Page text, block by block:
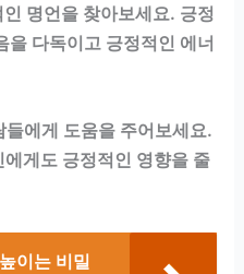
명언을 찾아보세요. 긍정
을 다독이고 긍정적인 에너
에게 도움을 주어보세요.
게도 긍정적인 영향을 줄
이는 비밀